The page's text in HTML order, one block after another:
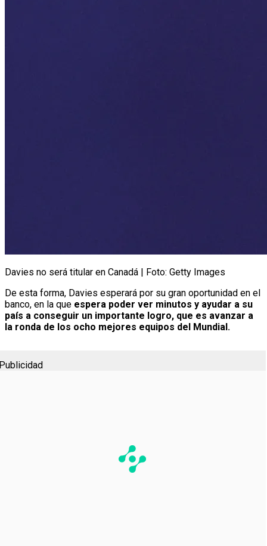
Davies no será titular en Canadá | Foto: Getty Images
De esta forma, Davies esperará por su gran oportunidad en el
banco, en la que espera poder ver minutos y ayudar a su
país a conseguir un importante logro, que es avanzar a
la ronda de los ocho mejores equipos del Mundial.